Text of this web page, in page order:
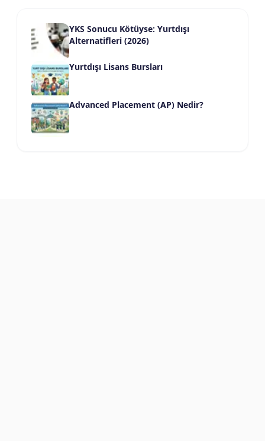
YKS Sonucu Kötüyse: Yurtdışı
Alternatifleri (2026)
Yurtdışı Lisans Bursları
Advanced Placement (AP) Nedir?